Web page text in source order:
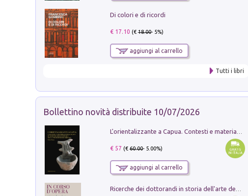
Di colori e di ricordi
€ 17.10 (€18.00- 5%)
aggiungi al carrello
Tutti i libri
Bollettino novità distribuite 10/07/2026
€ 57 (€60.00- 5.00%)
aggiungi al carrello